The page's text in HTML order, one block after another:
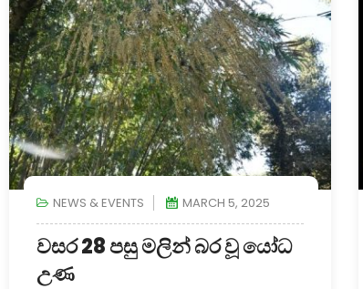
NEWS & EVENTS MARCH 5, 2025
වසර 28 පසු මලින් බර වූ යෝධ
උණ